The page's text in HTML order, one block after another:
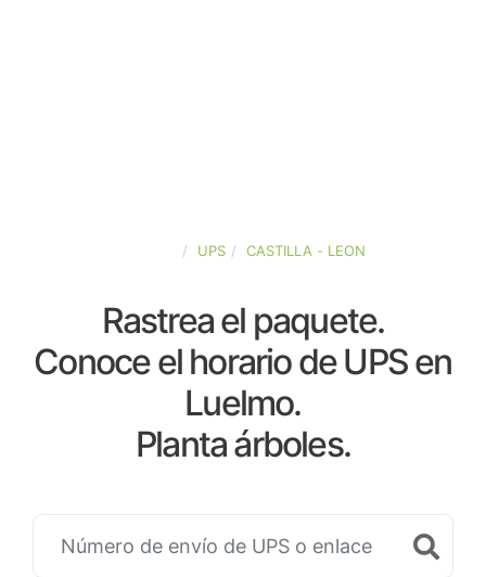
UPS CASTILLA - LEON
Rastrea el paquete.
Conoce el horario de UPS en
Luelmo.
Planta árboles.